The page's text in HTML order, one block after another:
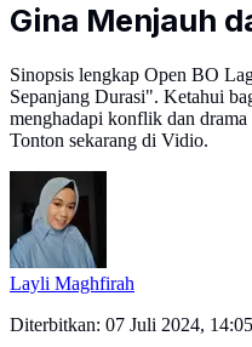
Gina Menjauh
Sinopsis lengkap Open BO
Sepanjang Durasi". Ketahui
menghadapi konflik dan
Tonton sekarang di Vidio.
Layli Maghfirah
Diterbitkan: 07 Juli 2024,